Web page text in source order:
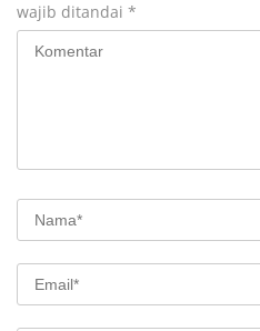
wajib ditandai *